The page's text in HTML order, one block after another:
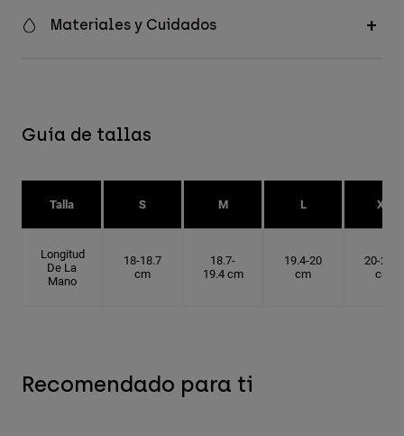
Materiales y Cuidados
Guía de tallas
Talla S M L XL
Longitud
De La
Mano
18-18.7
cm
18.7-
19.4 cm
19.4-20
cm
20-20.6
cm
Recomendado para ti